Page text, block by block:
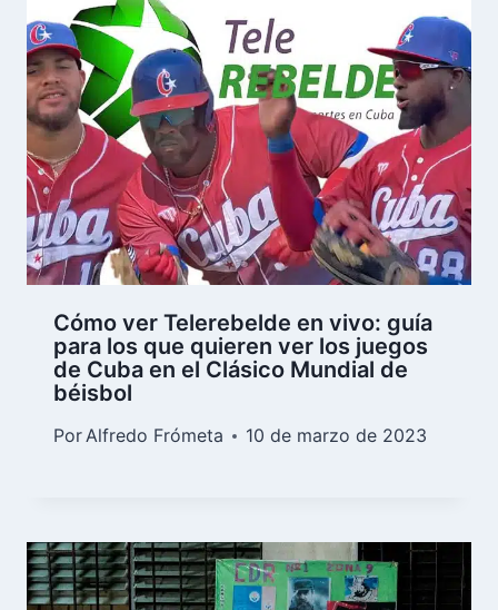
Cómo ver Telerebelde en vivo: guía
para los que quieren ver los juegos
de Cuba en el Clásico Mundial de
béisbol
PorAlfredo Frómeta 10 de marzo de 2023